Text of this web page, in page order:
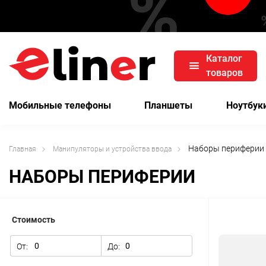
Каталог
товаров
Мобильные телефоны Планшеты
Главная Манипуляторы и устройства ввода Наборы периферии
НАБОРЫ ПЕРИФЕРИИ
Стоимость
От: До: